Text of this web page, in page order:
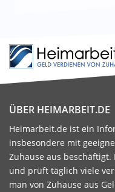
ÜBER HEIMARBEIT.DE
Heimarbeit.de ist ein
insbesondere mit
Zuhause aus
und prüft täglich viele
man von Zuhause aus